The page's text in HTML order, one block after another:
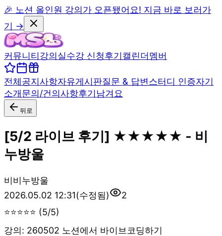
🎉 노션 올인원 강의가 오픈됐어요! 지금 바로 보러가
기 →
커뮤니티강의실수강 신청후기캘린더멤버
전체공지사항자유게시판질문 & 답변스터디 인증자기
소개문의/건의사항후기남겨요
뒤로
[5/2 라이브 후기] ★★★★★ - 비
누방울
비비누방울
2026.05.02 12:31(수정됨)
2
⭐⭐⭐⭐⭐ (5/5)
강의: 260502 노션에서 바이브코딩하기